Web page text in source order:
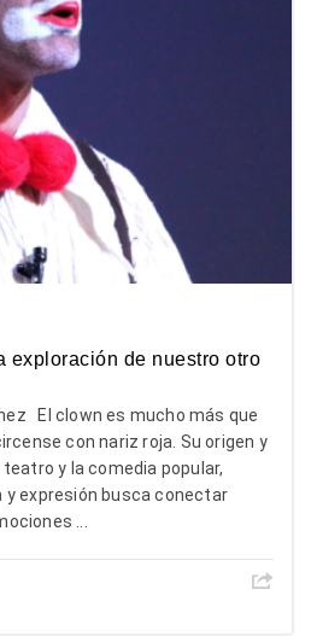
exploración de nuestro otro
El clown es mucho más que
con nariz roja. Su origen y
y la comedia popular,
y expresión busca conectar
...